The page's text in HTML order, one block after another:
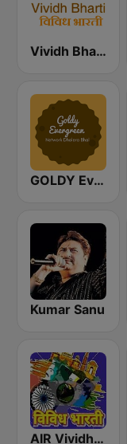
Vividh Bharti (विविध भारती)
GOLDY Evergreen
Kumar Sanu
AIR Vividh Bharati